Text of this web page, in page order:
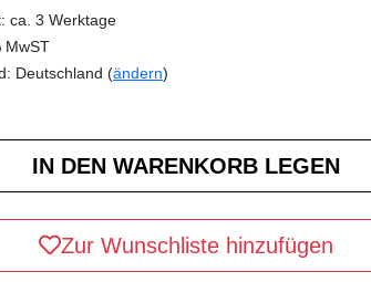
ca. 3 Werktage
MwST
Deutschland (ändern)
Zur Wunschliste hinzufügen